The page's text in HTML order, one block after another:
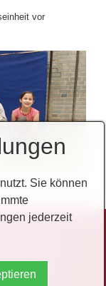
vor
1880 e.V.
Sie können
jederzeit